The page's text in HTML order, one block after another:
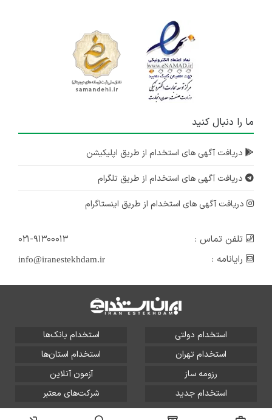
ما را دنبال کنید
دریافت آگهی های استخدام از طریق اپلیکیشن
دریافت آگهی های استخدام از طریق تلگرام
دریافت آگهی های استخدام از طریق اینستاگرام
تلفن تماس :
۰۲۱-۹۱۳۰۰۰۱۳
رایانامه :
info@iranestekhdam.ir
استخدام دولتی
استخدام بانک‌ها
استخدام تهران
استخدام استان‌ها
رزومه ساز
آزمون آنلاین
استخدام جدید
شرکت‌های معتبر
تمامی حقوق این سایت برای آلتین سیستم محفوظ است و هر